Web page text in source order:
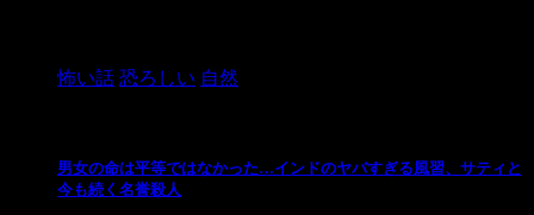
怖い話 恐ろしい 自然
男女の命は平等ではなかった…インドのヤバすぎる風習、サティと
今も続く名誉殺人